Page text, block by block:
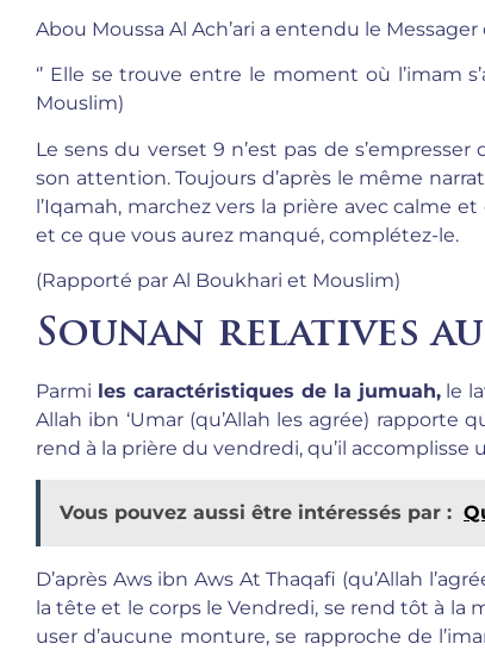
Abou Moussa Al Ach’ari a entendu le Messager
‘’ Elle se trouve entre le moment où l’imam
Mouslim)
Le sens du verset 9 n’est pas de
son attention. Toujours d’après le même
l’Iqamah, marchez vers la prière avec calme
et ce que vous aurez manqué, complétez-le.
(Rapporté par Al Boukhari et Mouslim)
Sounan relatives
Parmi les caractéristiques de la jumuah,le
Allah ibn ‘Umar (qu’Allah les agrée) rapporte
rend à la prière du vendredi, qu’il
Vous pouvez aussi être intéressés par :
D’après Aws ibn Aws At Thaqafi (qu’Allah
la tête et le corps le Vendredi, se rend tôt à la
user d’aucune monture, se rapproche de